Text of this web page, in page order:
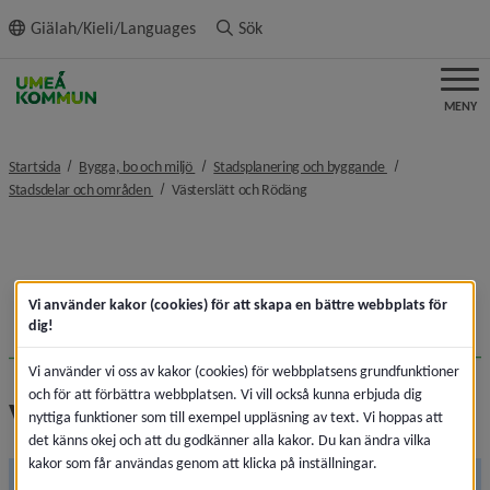
innehållet
Giälah/Kieli/Languages Sök
MENY
Startsida Bygga, bo och miljö nivå i brödsmulenavigeringen
Stadsplanering och byggande nivå i
Stadsdelar och områden nivå i brödsmulenavigeringen
Västerslätt och Rödängnivå i brödsmulenavigeringen
Västerslätt och Rödäng
Vi använder kakor (cookies) för att skapa en bättre webbplats för
dig!
Vi använder vi oss av kakor (cookies) för webbplatsens grundfunktioner
och för att förbättra webbplatsen. Vi vill också kunna erbjuda dig
nyttiga funktioner som till exempel uppläsning av text. Vi hoppas att
det känns okej och att du godkänner alla kakor. Du kan ändra vilka
kakor som får användas genom att klicka på inställningar.